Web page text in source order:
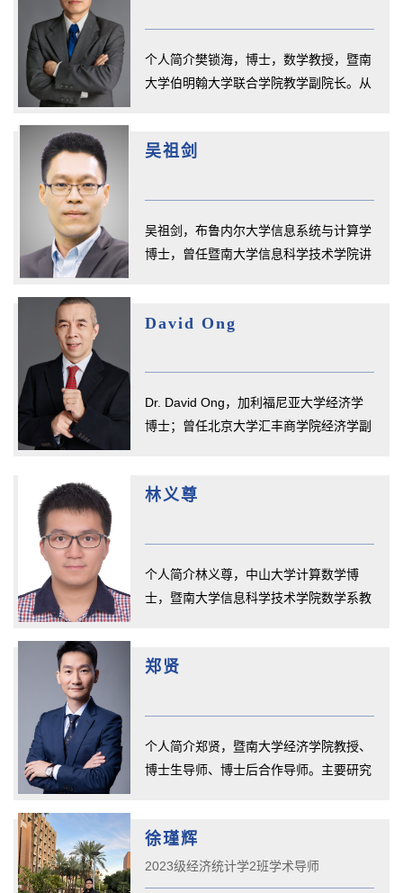
个人简介樊锁海，博士，数学教授，暨南
大学伯明翰大学联合学院教学副院长。从
吴祖剑
吴祖剑，布鲁内尔大学信息系统与计算学
博士，曾任暨南大学信息科学技术学院讲
David Ong
Dr. David Ong，加利福尼亚大学经济学
博士；曾任北京大学汇丰商学院经济学副
林义尊
个人简介林义尊，中山大学计算数学博
士，暨南大学信息科学技术学院数学系教
郑贤
个人简介郑贤，暨南大学经济学院教授、
博士生导师、博士后合作导师。主要研究
徐瑾辉
2023级经济统计学2班学术导师